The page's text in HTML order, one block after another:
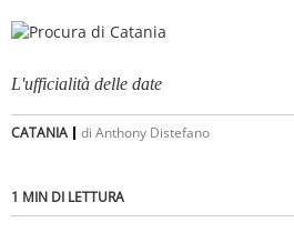
L'ufficialità delle date
CATANIA di Anthony Distefano
1 MIN DI LETTURA